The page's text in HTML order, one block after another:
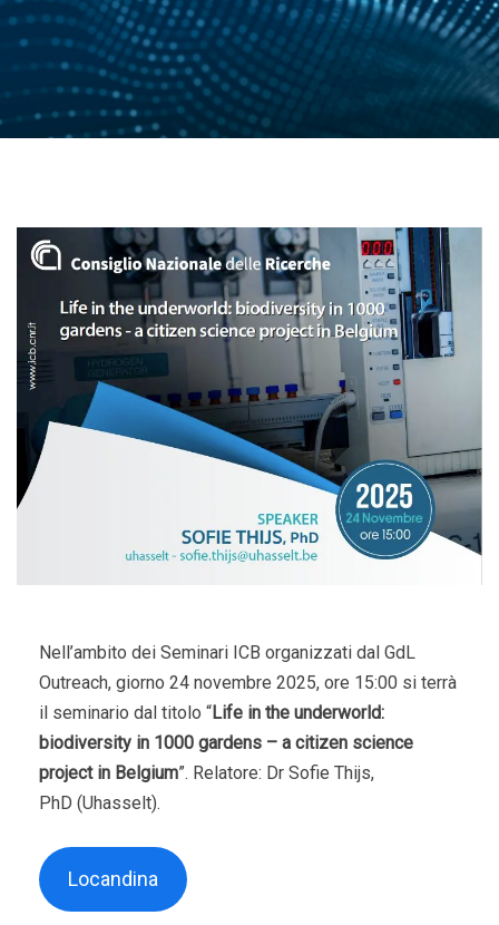
Nell’ambito dei Seminari ICB organizzati dal GdL
Outreach, giorno 24 novembre 2025, ore 15:00 si terrà
il seminario dal titolo “Life in the underworld:
biodiversity in 1000 gardens – a citizen science
project in Belgium”. Relatore: Dr Sofie Thijs,
PhD (Uhasselt).
Locandina